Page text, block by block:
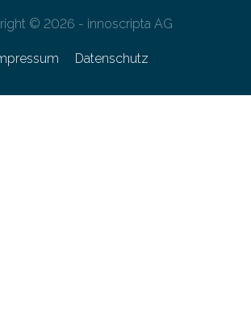
© 2026 - innoscripta AG
Datenschutz